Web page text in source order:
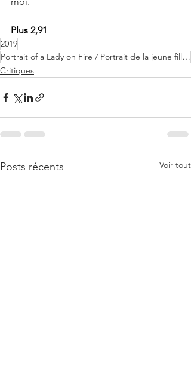
Plus 2,91
2019
Portrait of a Lady on Fire / Portrait de la jeune fille en feu
Critiques
Posts récents Voir tout